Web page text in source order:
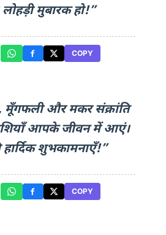
लोहड़ी मुबारक हो!”
COPY
मूँगफली और मकर संक्रांति
आपके जीवन में आएं।
हार्दिक शुभकामनाएँ!”
COPY